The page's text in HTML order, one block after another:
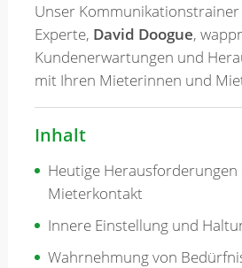
Unser
Experte, David Doogue,
Kundenerwartungen und
mit Ihren Mieterinnen und
Inhalt
Heutige Herausforderungen
Mieterkontakt
Innere Einstellung und
Wahrnehmung von